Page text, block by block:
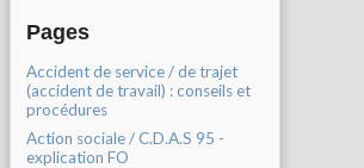
Pages
Accident de service / de trajet
(accident de travail) : conseils et
procédures
Action sociale / C.D.A.S 95 -
explication FO